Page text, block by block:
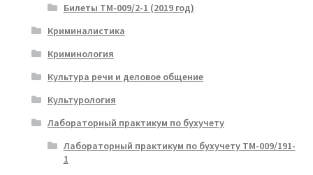
Билеты ТМ-009/2-1 (2019 год)
Криминалистика
Криминология
Культура речи и деловое общение
Культурология
Лабораторный практикум по бухучету
Лабораторный практикум по бухучету ТМ-009/191-
1